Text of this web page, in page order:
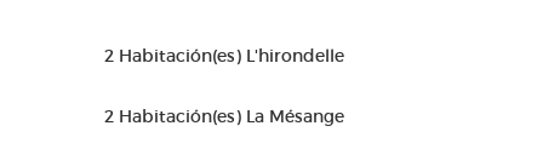
2 Habitación(es) L'hirondelle
2 Habitación(es) La Mésange